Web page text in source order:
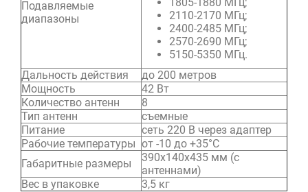
Подавляемые
диапазоны
2110-2170 МГц;
2400-2485 МГц;
2570-2690 МГц;
5150-5350 МГц.
Дальность действия
до 200 метров
Мощность
42 Вт
Количество антенн
8
Тип антенн
съемные
Питание
сеть 220 В через адаптер
Рабочие температуры от -10 до +35°C
Габаритные размеры
390х140х435 мм (с
антеннами)
Вес в упаковке
3,5 кг